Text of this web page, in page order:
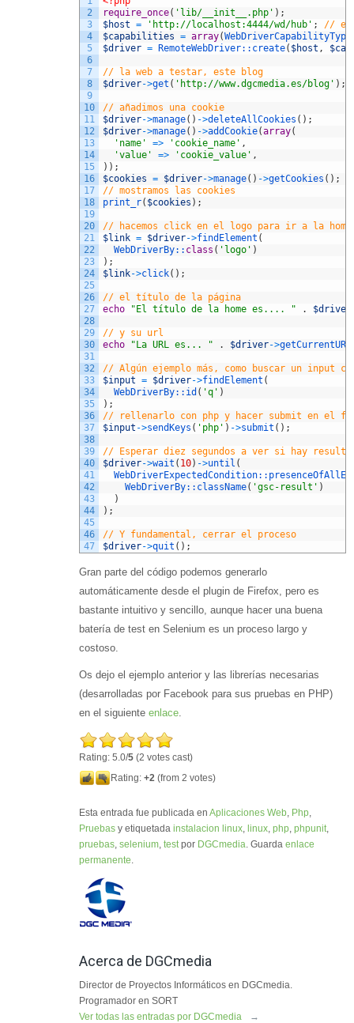
2
3
4
5
6
7
8
9
10
11
12
13
14
15
16
17
18
19
20
21
22
23
24
25
26
27
28
29
30
31
32
33
34
35
36
37
38
39
40
41
42
43
44
45
46
47
require_once( 'lib/__init__.php' ) ;
$host = 'http://localhost:4444/wd/hub' ;
// el
$capabilities = array(
$driver = RemoteWebDriver:: create( $host ,
// la web a testar, este blog
$driver->get ( 'http://www.dgcmedia.es/blog' ) ;
// añadimos una cookie
$driver->manage( ) ->deleteAllCookies ( ) ;
$driver->manage( ) ->addCookie(array(
'name'
=> 'cookie_name' ,
'value'
=> 'cookie_value' ,
) ) ;
$cookies = $driver->manage( ) ->getCookies ( ) ;
// mostramos las cookies
print_r( $cookies ) ;
// hacemos click en el logo para ir a la home
$link = $driver->findElement (
WebDriverBy:: class ( 'logo' )
) ;
$link->click( ) ;
// el título de la página
echo
"El título de la home es.... " . $driver
// y su url
echo
"La URL es... " . $driver->getCurrentURL
// Algún ejemplo más, como buscar un input
$input = $driver->findElement (
WebDriverBy:: id ( 'q' )
) ;
// rellenarlo con php y hacer submit en el
$input ->sendKeys ( 'php' ) ->submit ( ) ;
// Esperar diez segundos a ver si hay
$driver->wait ( 10) ->until (
WebDriverExpectedCondition::
WebDriverBy:: className( 'gsc-result' )
)
) ;
// Y fundamental, cerrar el proceso
$driver->quit ( ) ;
Gran parte del código podemos generarlo
automáticamente desde el plugin de Firefox, pero es
bastante intuitivo y sencillo, aunque hacer una buena
batería de test en Selenium es un proceso largo y
costoso.
Os dejo el ejemplo anterior y las librerías necesarias
(desarrolladas por Facebook para sus pruebas en PHP)
en el siguiente enlace
Rating: 5.0/5 (2 votes cast)
Rating: +2 (from 2 votes)
Esta entrada fue publicada en Aplicaciones Web Php
Pruebas y etiquetada instalacion linux linux php phpunit
pruebas selenium test por DGCmedia . Guarda enlace
permanente
Acerca de DGCmedia
Director de Proyectos Informáticos en DGCmedia.
Programador en SORT
Ver todas las entradas por DGCmedia
→